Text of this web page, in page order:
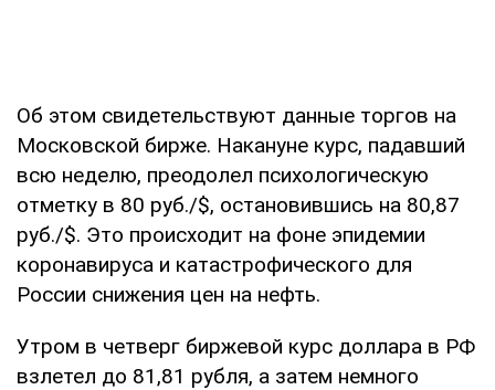
Об этом свидетельствуют данные торгов на
Московской бирже. Накануне курс, падавший
всю неделю, преодолел психологическую
отметку в 80 руб./$, остановившись на 80,87
руб./$. Это происходит на фоне эпидемии
коронавируса и катастрофического для
России снижения цен на нефть.
Утром в четверг биржевой курс доллара в РФ
взлетел до 81,81 рубля, а затем немного